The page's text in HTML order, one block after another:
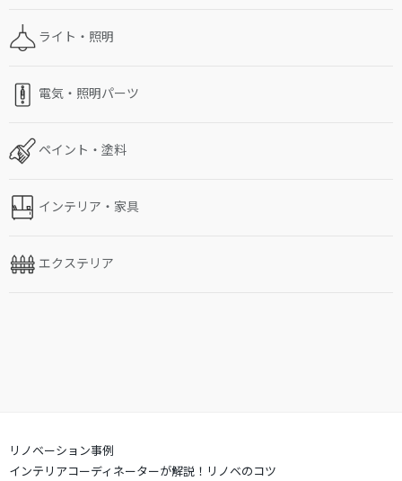
ライト・照明
電気・照明パーツ
ペイント・塗料
インテリア・家具
エクステリア
リノベーション事例
インテリアコーディネーターが解説！リノベのコツ